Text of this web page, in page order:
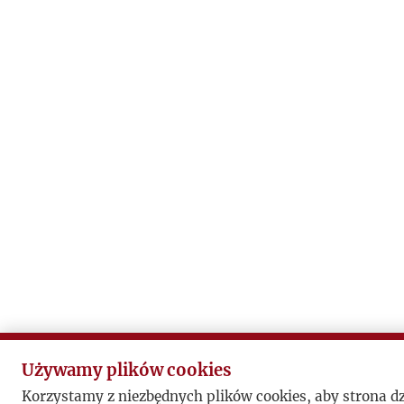
Używamy plików cookies
Korzystamy z niezbędnych plików cookies, aby strona